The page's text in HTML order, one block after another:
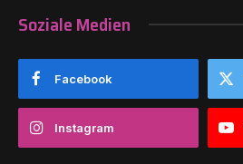
Soziale Medien
Facebook
Instagram